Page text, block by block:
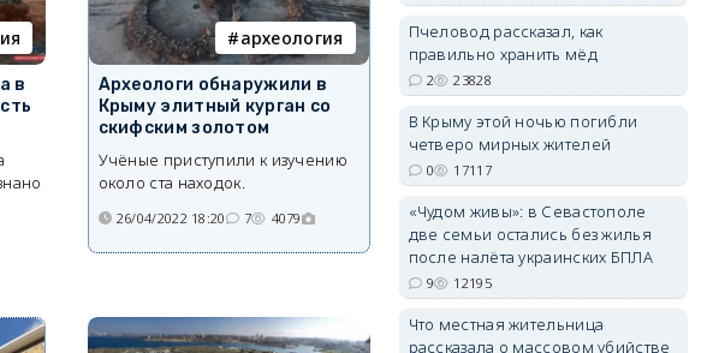
в
археология
Археологи обнаружили в
Крыму элитный курган со
скифским золотом
Учёные приступили к изучению
около ста находок.
26/04/2022 18:20 7 4079
erid: 2SDnjdvhGXG
Пчеловод рассказал, как
правильно хранить мёд
2 23828
В Крыму этой ночью погибли
четверо мирных жителей
0 17117
«Чудом живы»: в Севастополе
две семьи остались без жилья
после налёта украинских БПЛА
9 12195
Что местная жительница
рассказала о массовом убийстве